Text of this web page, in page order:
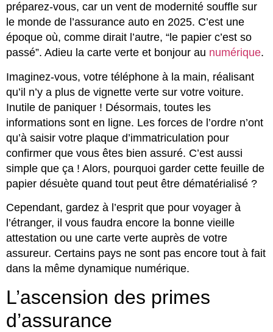
préparez-vous, car un vent de modernité souffle sur
le monde de l’assurance auto en 2025. C’est une
époque où, comme dirait l’autre, “le papier c’est so
passé”. Adieu la carte verte et bonjour au numérique.
Imaginez-vous, votre téléphone à la main, réalisant
qu’il n’y a plus de vignette verte sur votre voiture.
Inutile de paniquer ! Désormais, toutes les
informations sont en ligne. Les forces de l’ordre n’ont
qu’à saisir votre plaque d’immatriculation pour
confirmer que vous êtes bien assuré. C’est aussi
simple que ça ! Alors, pourquoi garder cette feuille de
papier désuète quand tout peut être dématérialisé ?
Cependant, gardez à l’esprit que pour voyager à
l’étranger, il vous faudra encore la bonne vieille
attestation ou une carte verte auprès de votre
assureur. Certains pays ne sont pas encore tout à fait
dans la même dynamique numérique.
L’ascension des primes
d’assurance